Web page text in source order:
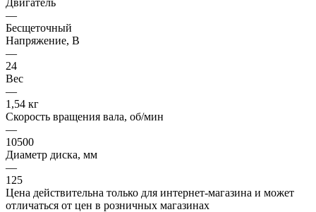
—
Бесщеточный
Напряжение, В
—
24
Вес
—
1,54 кг
Скорость вращения вала, об/мин
—
10500
Диаметр диска, мм
—
125
Цена действительна только для интернет-магазина и может
отличаться от цен в розничных магазинах